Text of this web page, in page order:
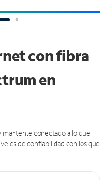
con fibra
en
conectado a lo que
de confiabilidad con los que